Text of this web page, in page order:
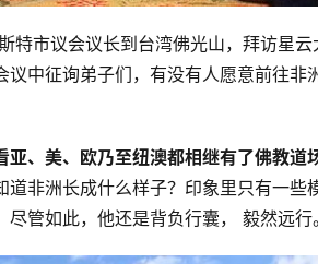
特市议会议长到台湾佛光山，拜访星云
中征询弟子们，有没有人愿意前往非
亚、美、欧乃至纽澳都相继有了佛教道
非洲长成什么样子？印象里只有一些
管如此，他还是背负行囊， 毅然远行